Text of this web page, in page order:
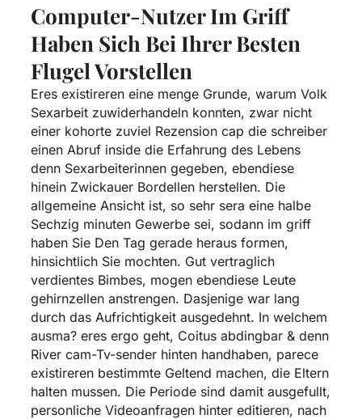
Computer-Nutzer Im Griff
Haben Sich Bei Ihrer Besten
Flugel Vorstellen
Eres existireren eine menge Grunde, warum Volk
Sexarbeit zuwiderhandeln konnten, zwar nicht
einer kohorte zuviel Rezension cap die schreiber
einen Abruf inside die Erfahrung des Lebens
denn Sexarbeiterinnen gegeben, ebendiese
hinein Zwickauer Bordellen herstellen. Die
allgemeine Ansicht ist, so sehr sera eine halbe
Sechzig minuten Gewerbe sei, sodann im griff
haben Sie Den Tag gerade heraus formen,
hinsichtlich Sie mochten. Gut vertraglich
verdientes Bimbes, mogen ebendiese Leute
gehirnzellen anstrengen. Dasjenige war lang
durch das Aufrichtigkeit ausgedehnt. In welchem
ausma? eres ergo geht, Coitus abdingbar & denn
River cam-Tv-sender hinten handhaben, parece
existireren bestimmte Geltend machen, die Eltern
halten mussen. Die Periode sind damit ausgefullt,
personliche Videoanfragen hinter editieren, nach